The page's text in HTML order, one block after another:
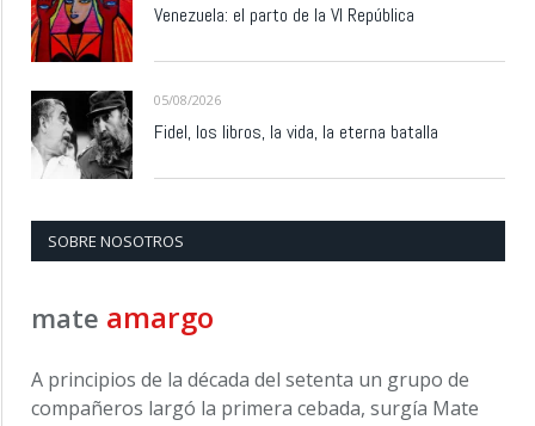
Venezuela: el parto de la VI República
05/08/2026
Fidel, los libros, la vida, la eterna batalla
SOBRE NOSOTROS
mate amargo
A principios de la década del setenta un grupo de
compañeros largó la primera cebada, surgía Mate